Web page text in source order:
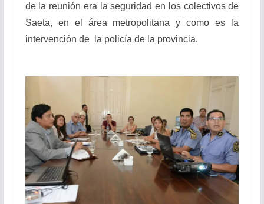
de la reunión era la seguridad en los colectivos de
Saeta, en el área metropolitana y como es la
intervención de la policía de la provincia.